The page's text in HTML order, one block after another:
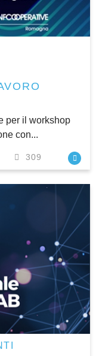
per il workshop
con...
309